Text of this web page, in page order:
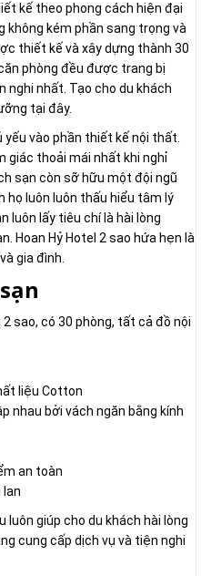
kế theo phong cách hiện đại
không kém phần sang trọng và
thiết kế và xây dựng thành 30
phòng đều được trang bị
nhất. Tạo cho du khách
tại đây.
vào phần thiết kế nội thất.
giác thoải mái nhất khi nghỉ
sạn còn sỡ hữu một đội ngũ
họ luôn luôn thấu hiểu tâm lý
luôn lấy tiêu chí là hài lòng
Hoan Hỷ Hotel 2 sao hứa hẹn là
gia đình.
sao, có 30 phòng, tất cả đồ nội
liệu Cotton
nhau bởi vách ngăn bằng kính
an toàn
lan
luôn giúp cho du khách hài lòng
cung cấp dịch vụ và tiện nghi